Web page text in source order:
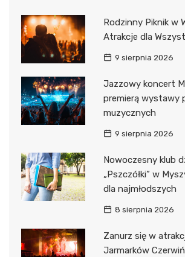
Rodzinny Piknik w
Atrakcje dla
9 sierpnia 2026
Jazzowy koncert
premierą wystawy
muzycznych
9 sierpnia 2026
Nowoczesny klub
„Pszczółki” w
dla najmłodszych
8 sierpnia 2026
Zanurz się w
Jarmarków